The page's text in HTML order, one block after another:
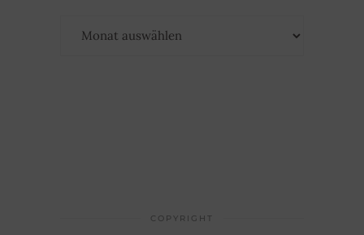
COPYRIGHT